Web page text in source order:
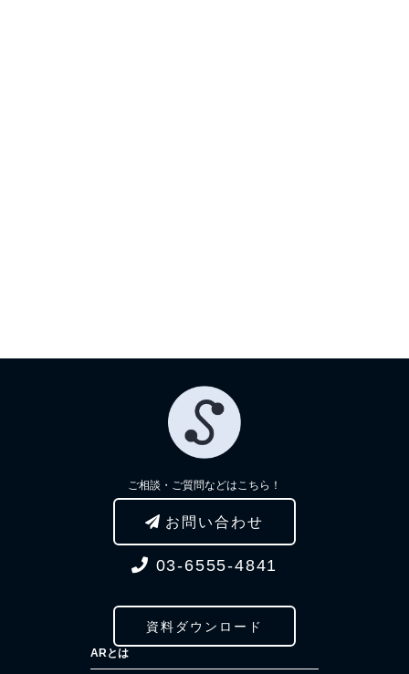
ご相談・ご質問などはこちら！
お問い合わせ
03-6555-4841
資料ダウンロード
ARとは